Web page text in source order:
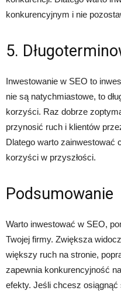
konkurencyjnym i nie
5.
Inwestowanie w SEO to
nie są natychmiastowe, to
korzyści. Raz dobrze
przynosić ruch i klientów
Dlatego warto zainwestować
korzyści w przyszłości.
Podsumowanie
Warto inwestować w SEO,
Twojej firmy. Zwiększa
większy ruch na stronie,
zapewnia konkurencyjność
efekty. Jeśli chcesz